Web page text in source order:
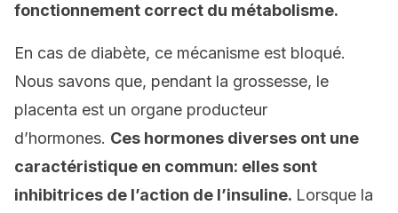
fonctionnement correct du métabolisme.
En cas de diabète, ce mécanisme est bloqué.
Nous savons que, pendant la grossesse, le
placenta est un organe producteur
d’hormones. Ces hormones diverses ont une
caractéristique en commun: elles sont
inhibitrices de l’action de l’insuline. Lorsque la